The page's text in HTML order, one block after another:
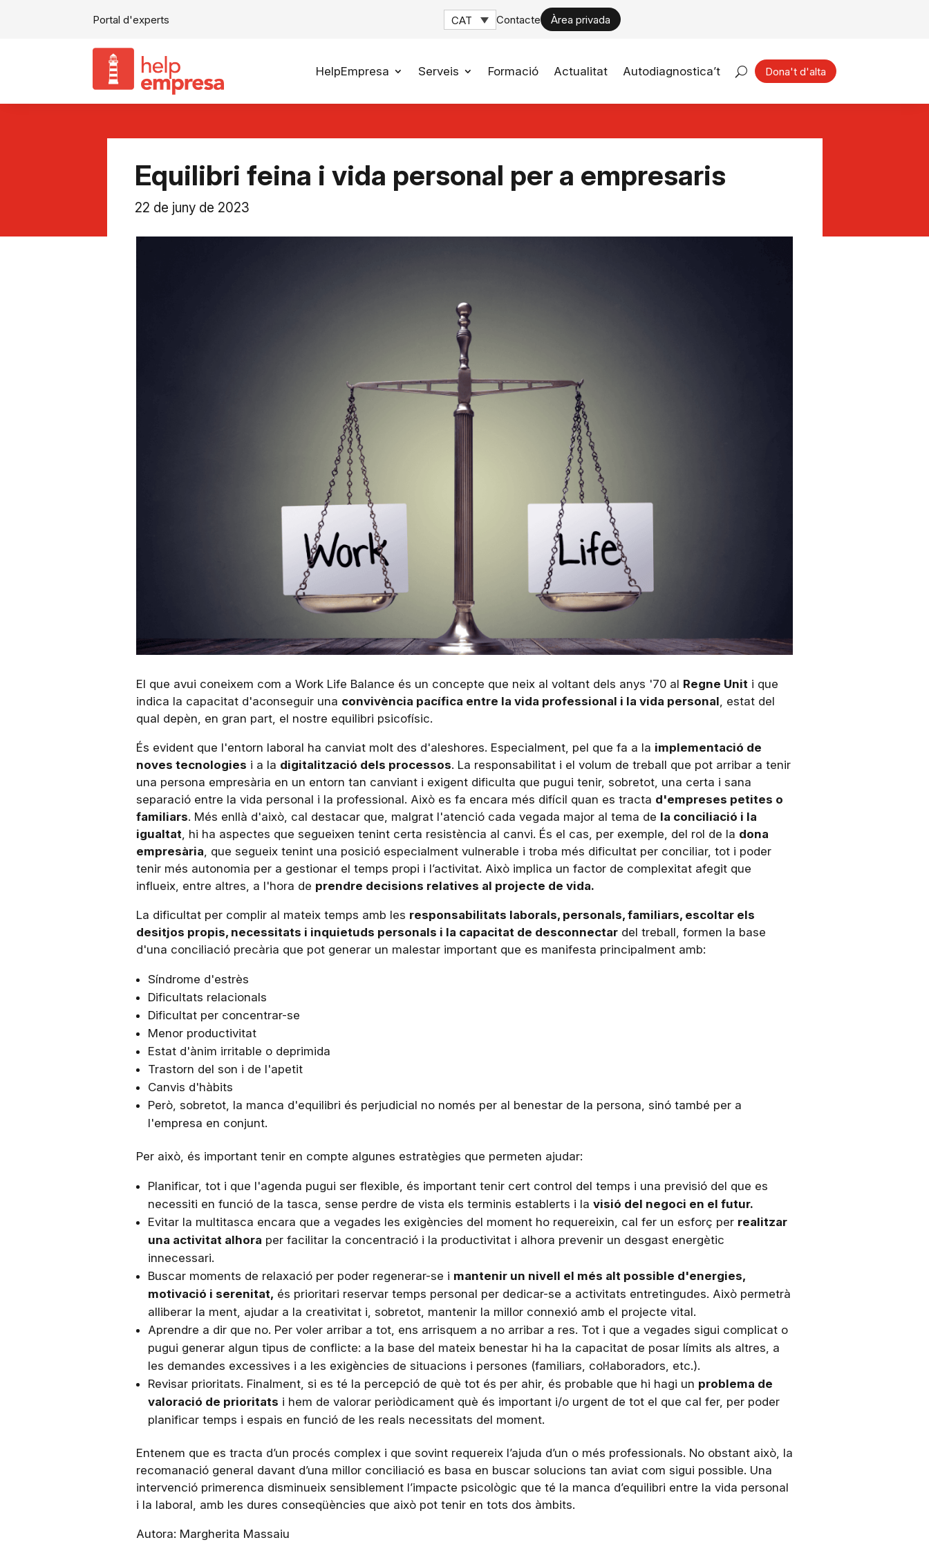
Portal d'experts CAT Contacte Àrea privada
HelpEmpresa Serveis Formació Actualitat Autodiagnostica’t Dona't d'alta
Equilibri feina i vida personal per a empresaris
22 de juny de 2023
El que avui coneixem com a Work Life Balance és un concepte que neix al voltant dels anys '70 al Regne Unit i que
indica la capacitat d'aconseguir una convivència pacífica entre la vida professional i la vida personal , estat del
qual depèn, en gran part, el nostre equilibri psicofísic.
És evident que l'entorn laboral ha canviat molt des d'aleshores. Especialment, pel que fa a la implementació de
noves tecnologies i a la digitalització dels processos. La responsabilitat i el volum de treball que pot arribar a tenir
una persona empresària en un entorn tan canviant i exigent dificulta que pugui tenir, sobretot, una certa i sana
separació entre la vida personal i la professional. Això es fa encara més difícil quan es tracta d'empreses petites o
familiars. Més enllà d'això, cal destacar que, malgrat l'atenció cada vegada major al tema de la conciliació i la
igualtat , hi ha aspectes que segueixen tenint certa resistència al canvi. És el cas, per exemple, del rol de la dona
empresària , que segueix tenint una posició especialment vulnerable i troba més dificultat per conciliar, tot i poder
tenir més autonomia per a gestionar el temps propi i l’activitat. Això implica un factor de complexitat afegit que
influeix, entre altres, a l'hora de prendre decisions relatives al projecte de vida.
La dificultat per complir al mateix temps amb les responsabilitats laborals, personals, familiars, escoltar els
desitjos propis, necessitats i inquietuds personals i la capacitat de desconnectar del treball, formen la base
d'una conciliació precària que pot generar un malestar important que es manifesta principalment amb:
Síndrome d'estrès
Dificultats relacionals
Dificultat per concentrar-se
Menor productivitat
Estat d'ànim irritable o deprimida
Trastorn del son i de l'apetit
Canvis d'hàbits
Però, sobretot, la manca d'equilibri és perjudicial no només per al benestar de la persona, sinó també per a
l'empresa en conjunt.
Per això, és important tenir en compte algunes estratègies que permeten ajudar:
Planificar, tot i que l'agenda pugui ser flexible, és important tenir cert control del temps i una previsió del que es
necessiti en funció de la tasca, sense perdre de vista els terminis establerts i la visió del negoci en el futur.
Evitar la multitasca encara que a vegades les exigències del moment ho requereixin, cal fer un esforç per realitzar
una activitat alhora per facilitar la concentració i la productivitat i alhora prevenir un desgast energètic
innecessari.
Buscar moments de relaxació per poder regenerar-se i mantenir un nivell el més alt possible d'energies,
motivació i serenitat, és prioritari reservar temps personal per dedicar-se a activitats entretingudes. Això permetrà
alliberar la ment, ajudar a la creativitat i, sobretot, mantenir la millor connexió amb el projecte vital.
Aprendre a dir que no. Per voler arribar a tot, ens arrisquem a no arribar a res. Tot i que a vegades sigui complicat o
pugui generar algun tipus de conflicte: a la base del mateix benestar hi ha la capacitat de posar límits als altres, a
les demandes excessives i a les exigències de situacions i persones (familiars, col·laboradors, etc.).
Revisar prioritats. Finalment, si es té la percepció de què tot és per ahir, és probable que hi hagi un problema de
valoració de prioritats i hem de valorar periòdicament què és important i/o urgent de tot el que cal fer, per poder
planificar temps i espais en funció de les reals necessitats del moment.
Entenem que es tracta d’un procés complex i que sovint requereix l’ajuda d’un o més professionals. No obstant això, la
recomanació general davant d’una millor conciliació es basa en buscar solucions tan aviat com sigui possible. Una
intervenció primerenca disminueix sensiblement l’impacte psicològic que té la manca d’equilibri entre la vida personal
i la laboral, amb les dures conseqüències que això pot tenir en tots dos àmbits.
Autora: Margherita Massaiu